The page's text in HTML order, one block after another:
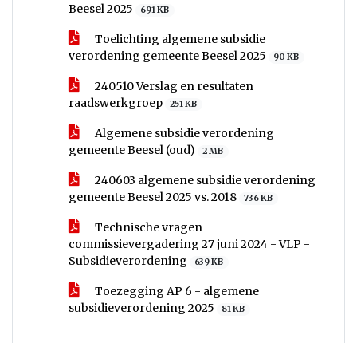
Beesel 2025
691 KB
Toelichting algemene subsidie
verordening gemeente Beesel 2025
90 KB
240510 Verslag en resultaten
raadswerkgroep
251 KB
Algemene subsidie verordening
gemeente Beesel (oud)
2 MB
240603 algemene subsidie verordening
gemeente Beesel 2025 vs. 2018
736 KB
Technische vragen
commissievergadering 27 juni 2024 - VLP -
Subsidieverordening
639 KB
Toezegging AP 6 - algemene
subsidieverordening 2025
81 KB